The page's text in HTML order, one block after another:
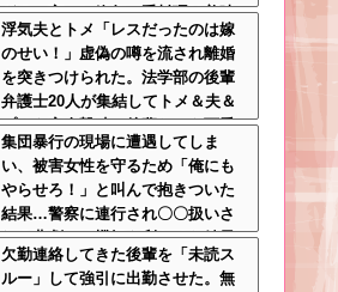
ぎる一言』に絶句←手料理は美味
しかったのに性格クセ強すぎ
浮気夫とトメ「レスだったのは嫁
のせい！」虚偽の噂を流され離婚
を突きつけられた。法学部の後輩
弁護士20人が集結してトメ＆夫＆
プリを完全撃破←後輩たちを可愛
がっていた恩が最高形で返ってき
た
集団暴行の現場に遭遇してしま
い、被害女性を守るため「俺にも
やらせろ！」と叫んで抱きついた
結果…警察に連行され〇〇扱いさ
れる悲劇へ←機転を利かせた結果
が裏目に出すぎて惨事
欠勤連絡してきた後輩を「未読ス
ルー」して強引に出勤させた。無